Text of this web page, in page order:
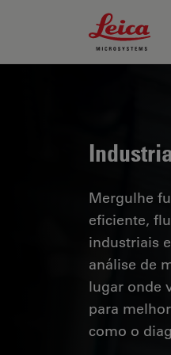
Leica
Mergulhe
eficiente,
industriais
análise de
lugar onde
para
como o